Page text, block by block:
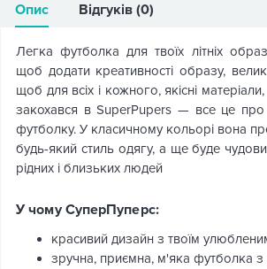
Опис Відгуків (0)
Легка футболка для твоїх літніх
щоб додати креативності образу,
щоб для всіх і кожного, якісні
закохався в SuperPupers — все це про
футболку. У класичному кольорі вона
будь-який стиль одягу, а ще буде
рідних і близьких людей
У чому СуперПуперс:
красивий дизайн з твоїм
зручна, приємна, м'яка футболка з